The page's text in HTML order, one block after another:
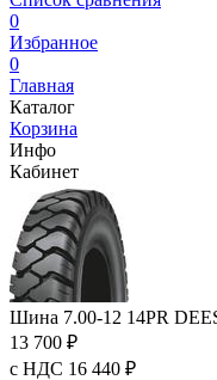
0
Избранное
0
Главная
Каталог
Корзина
Инфо
Кабинет
Шина 7.00-12 14PR
13 700 ₽
с НДС 16 440 ₽